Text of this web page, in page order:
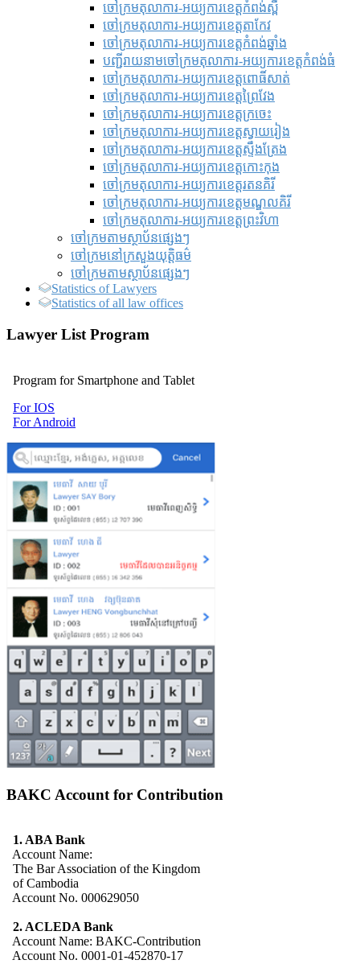
ចៅក្រមតុលាការ-អយ្យការខេត្តកំពង់ស្ពឺ
ចៅក្រមតុលាការ-អយ្យការខេត្តតាកែវ
ចៅក្រមតុលាការ-អយ្យការខេត្តកំពង់ឆ្នាំង
បញ្ជីរាយនាមចៅក្រមតុលាការ-អយ្យការខេត្តកំពង់ធំ
ចៅក្រមតុលាការ-អយ្យការខេត្តពោធិ៍សាត់
ចៅក្រមតុលាការ-អយ្យការខេត្តព្រៃវែង
ចៅក្រមតុលាការ-អយ្យការខេត្តក្រចេះ
ចៅក្រមតុលាការ-អយ្យការខេត្តស្វាយរៀង
ចៅក្រមតុលាការ-អយ្យការខេត្តស្ទឹងត្រែង
ចៅក្រមតុលាការ-អយ្យការខេត្តកោះកុង
ចៅក្រមតុលាការ-អយ្យការខេត្តរតនគិរី
ចៅក្រមតុលាការ-អយ្យការខេត្តមណ្ឌលគិរី
ចៅក្រមតុលាការ-អយ្យការខេត្តព្រះវិហា
ចៅក្រមតាមស្ថាប័នផ្សេងៗ
ចៅក្រមនៅក្រសួងយុត្តិធម៌
ចៅក្រមតាមស្ថាប័នផ្សេងៗ
Statistics of Lawyers
Statistics of all law offices
Lawyer List Program
Program for Smartphone and Tablet
For IOS
For Android
BAKC Account for Contribution
1. ABA Bank
Account Name:
The Bar Association of the Kingdom
of Cambodia
Account No. 000629050
2. ACLEDA Bank
Account Name: BAKC-Contribution
Account No. 0001-01-452870-17